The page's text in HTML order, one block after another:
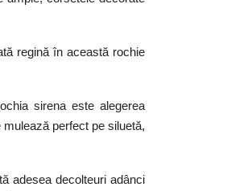
regină în această rochie
sirena este alegerea
perfect pe siluetă,
adesea decolteuri adânci